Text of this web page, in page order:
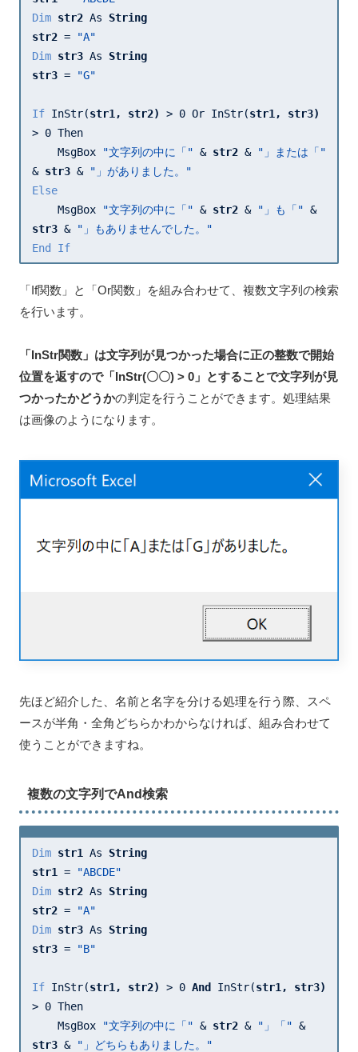
Dim str2 As
String
str2 =
"A"
Dim str3 As
String
str3 = "G"
If InStr(str1, str2) > 0 Or InStr(str1,
> 0 Then
MsgBox
"文字列の中に「" & str2 & "」または「"
& str3 & "」がありました。"
Else
MsgBox
"文字列の中に「" & str2 & "」も「"
&
str3 & "」もありませんでした。"
End
If
「If関数」と「Or関数」を組み合わせて、複数文字列の検索
を行います。
「InStr関数」は文字列が見つかった場合に正の整数で開始
位置を返すので「InStr(〇〇) > 0」とすることで文字列が見
つかったかどうかの判定を行うことができます。処理結果
は画像のようになります。
先ほど紹介した、名前と名字を分ける処理を行う際、スペ
ースが半角・全角どちらかわからなければ、組み合わせて
使うことができますね。
複数の文字列でAnd検索
Dim str1 As
String
str1 =
"ABCDE"
Dim str2 As
String
str2 =
"A"
Dim str3 As
String
str3 = "B"
If InStr(str1, str2) > 0 And InStr(str1,
> 0 Then
MsgBox
"文字列の中に「" & str2 & "」「"
&
str3 & "」どちらもありました。"